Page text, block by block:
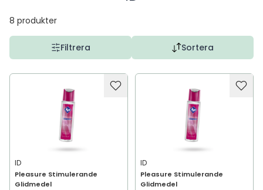
8 produkter
Filtrera Sortera
ID
Pleasure Stimulerande
Glidmedel
ID
Pleasure Stimulerande
Glidmedel